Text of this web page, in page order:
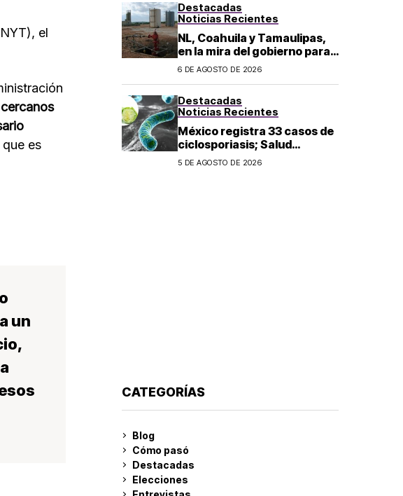
el
es
un
Destacadas
Noticias Recientes
NL, Coahuila y Tamaulipas,
en la mira del gobierno para
fracking
6 DE AGOSTO DE 2026
Destacadas
Noticias Recientes
México registra 33 casos de
ciclosporiasis; Salud
mantiene vigilancia
5 DE AGOSTO DE 2026
CATEGORÍAS
Blog
Cómo pasó
Destacadas
Elecciones